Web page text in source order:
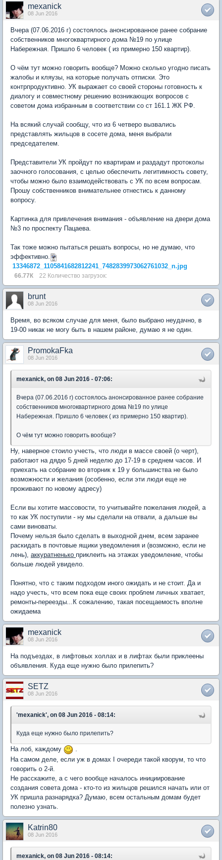
mexanick
08 Jun 2016
Вчера (07.06.2016 г) состоялось анонсированное ранее собрание
собственников многоквартирного дома №19 по улице
Набережная. Пришло 6 человек ( из примерно 150 квартир).
О чём тут можно говорить вообще? Можно сколько угодно писать
жалобы и кляузы, на которые получать отписки. Это
контрпродуктивно. УК выражает со своей стороны готовность к
диалогу и совместному решению возникающих вопросов с
советом дома избранным в соответствии со ст 161.1 ЖК РФ.
На всякий случай сообщу, что из 6 четверо вызвались
представлять жильцов в сосете дома, меня выбрали
председателем.
Представители УК пройдут по квартирам и раздадут протоколы
заочного голосования, с целью обеспечить легитимность совету,
чтобы можно было взаимодействовать с УК по всем вопросам.
Прошу собственников внимательнее отнестись к данному
вопросу.
Картинка для привлечения внимания - объявление на двери дома
№3 по проспекту Пацаева.
Так тоже можно пытаться решать вопросы, но не думаю, что
эффективно.
13346872_1105841682812241_7482839973062761032_n.jpg
66.77К 22 Количество загрузок:
brunt
08 Jun 2016
Время, во всяком случае для меня, было выбрано неудачно, в
19-00 никак не могу быть в нашем районе, думаю я не один.
PromokaFka
08 Jun 2016
mexanick, on 08 Jun 2016 - 07:06:
Вчера (07.06.2016 г) состоялось анонсированное ранее собрание
собственников многоквартирного дома №19 по улице
Набережная. Пришло 6 человек ( из примерно 150 квартир).
О чём тут можно говорить вообще?
Ну, наверное стоило учесть, что люди в массе своей (о черт),
работают на дядю 5 дней неделю до 17-19 в среднем часов. И
приехать на собрание во вторник к 19 у большинства не было
возможности и желания (особенно, если эти люди еще не
проживают по новому адресу)
Если вы хотите массовости, то учитывайте пожелания людей, а
то как УК поступили - ну мы сделали на отвали, а дальше вы
сами виноваты.
Почему нельзя было сделать в выходной днем, всем заранее
раскидать в почтовые ящики уведомления и (возможно, если не
лень), аккуратненько приклеить на этажах уведомление, чтобы
больше людей увидело.
Понятно, что с таким подходом иного ожидать и не стоит. Да и
надо учесть, что всем пока еще своих проблем личных хватает,
ремонты-переезды...К сожалению, такая посещаемость вполне
ожидаема
mexanick
08 Jun 2016
На подъездах, в лифтовых холлах и в лифтах были приклеены
объявления. Куда еще нужно было прилепить?
SETZ
08 Jun 2016
'mexanick', on 08 Jun 2016 - 08:14:
Куда еще нужно было прилепить?
На лоб, каждому
.
На самом деле, если уж в домах I очереди такой кворум, то что
говорить о 2-й.
Не расскажите, а с чего вообще началось инициирование
создания совета дома - кто-то из жильцов решился начать или от
УК пришла разнарядка? Думаю, всем остальным домам будет
полезно узнать.
Katrin80
08 Jun 2016
mexanick, on 08 Jun 2016 - 08:14: